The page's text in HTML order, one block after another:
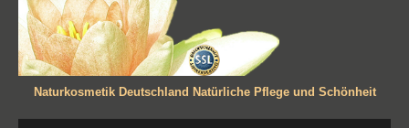
Naturkosmetik Deutschland Natürliche Pflege und Schönheit